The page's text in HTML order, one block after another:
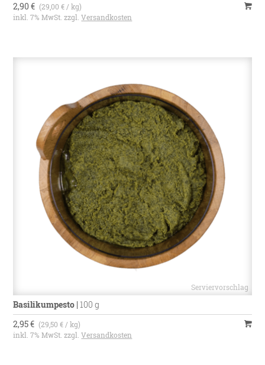
2,90 € (29,00 € / kg)
inkl. 7% MwSt. zzgl.Versandkosten
Basilikumpesto |100 g
2,95 € (29,50 € / kg)
inkl. 7% MwSt. zzgl.Versandkosten